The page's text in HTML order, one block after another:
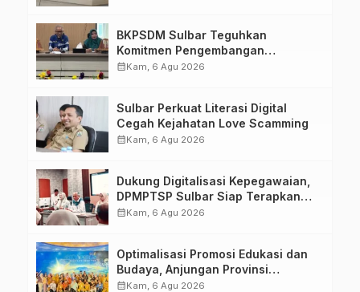
BKPSDM Sulbar Teguhkan
Komitmen Pengembangan
Kompetensi ASN melalui
calendar_monthKam, 6 Agu 2026
Sulbar Perkuat Literasi Digital
Cegah Kejahatan Love Scamming
calendar_monthKam, 6 Agu 2026
Dukung Digitalisasi Kepegawaian,
DPMPTSP Sulbar Siap Terapkan
Aplikasi FLEKSI ASN
calendar_monthKam, 6 Agu 2026
Optimalisasi Promosi Edukasi dan
Budaya, Anjungan Provinsi
Sulawesi Barat Perkuat Kolaborasi
calendar_monthKam, 6 Agu 2026